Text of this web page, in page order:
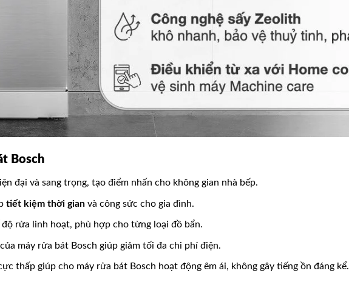
Bosch
đại và sang trọng, tạo điểm nhấn cho không gian nhà bếp.
tiết kiệm thời gian và công sức cho gia đình.
rửa linh hoạt, phù hợp cho từng loại đồ bẩn.
máy rửa bát Bosch giúp giảm tối đa chi phí điện.
thấp giúp cho máy rửa bát Bosch hoạt động êm ái, không gây tiếng ồn đáng kể.